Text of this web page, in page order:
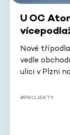
U OC
Nové
vedle
ulici v Plzni
#PROJEKTY